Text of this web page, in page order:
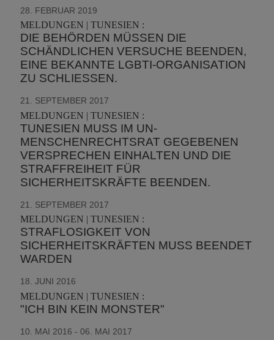
28. FEBRUAR 2019
MELDUNGEN | TUNESIEN :
DIE BEHÖRDEN MÜSSEN DIE
SCHÄNDLICHEN VERSUCHE BEENDEN,
EINE BEKANNTE LGBTI-ORGANISATION
ZU SCHLIESSEN.
21. SEPTEMBER 2017
MELDUNGEN | TUNESIEN :
TUNESIEN MUSS IM UN-
MENSCHENRECHTSRAT GEGEBENEN
VERSPRECHEN EINHALTEN UND DIE
STRAFFREIHEIT FÜR
SICHERHEITSKRÄFTE BEENDEN.
21. SEPTEMBER 2017
MELDUNGEN | TUNESIEN :
STRAFLOSIGKEIT VON
SICHERHEITSKRÄFTEN MUSS BEENDET
WARDEN
18. JUNI 2016
MELDUNGEN | TUNESIEN :
"ICH BIN KEIN MONSTER"
10. MAI 2016 - 06. MAI 2017